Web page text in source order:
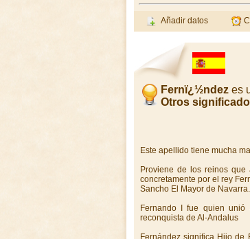
Añadir datos
Fernï¿½ndezes
Otros
Este apellido tiene mucha
Proviene de los reinos
concretamente por el rey
Sancho El Mayor de Navarra.
Fernando I fue quien
reconquista de Al-Andalus
Fernández significa Hijo